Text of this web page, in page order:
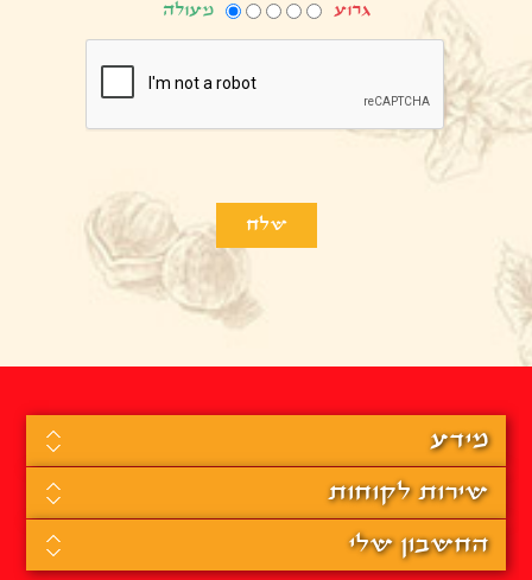
גרוע
מעולה
מידע
שירות לקוחות
החשבון שלי